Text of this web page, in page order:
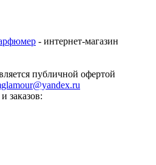
- интернет-магазин
публичной офертой
заказов: